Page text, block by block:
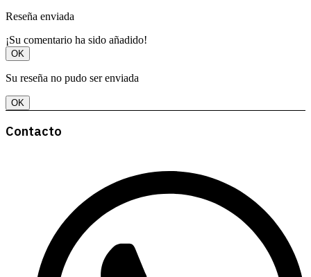
Reseña enviada
¡Su comentario ha sido añadido!
OK
Su reseña no pudo ser enviada
OK
Contacto